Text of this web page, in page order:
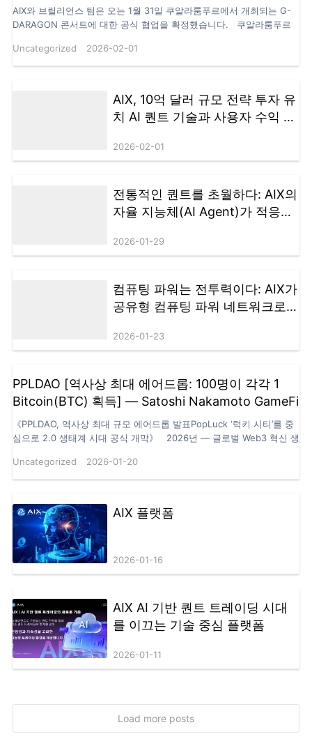
마련합니다. 2. ‘AIX 퀀트 & 컴퓨팅 파워 기반’ 커뮤니티…
AIX와 브릴리언스 팀은 오는 1월 31일 쿠알라룸푸르에서 개최되는 G-
DARAGON 콘서트에 대한 공식 협업을 확정했습니다. 쿠알라룸푸르
산력과 글로벌 문화 영향력을 동시에 갖춘 도시입니다. 여기에 G-
DRAGON의 국제적인 아티스트 영향력이 더해지며,이번 협업은 AIX가
있습니다. 브릴리언스 팀은 AIX를 핵심 전략 파트너로 공식 편입했으
며,양측은 자원 배분, 실행 속도, 중장기 목표 전반에 걸쳐 안정적인 협
업 구조를 구축해 왔습니다. 또한 지난 1년간 AIX의 성장과 확장 과정에
Uncategorized 2026-02-01
AIX, 10억 달러 규모 전략 투자 유
치 AI 퀀트 기술과 사용자 수익 공
2026-02-01
전통적인 퀀트를 초월하다: AIX의
자율 지능체(AI Agent)가 적응형
2026-01-29
컴퓨팅 파워는 전투력이다: AIX가
공유형 컴퓨팅 파워 네트워크로
프라
2026-01-23
PPLDAO [역사상 최대 에어드롭: 100명이 각각 1
Bitcoin(BTC) 획득] — Satoshi Nakamoto GameFi
《PPLDAO, 역사상 최대 규모 에어드롭 발표PopLuck ‘럭키 시티’를 중
심으로 2.0 생태계 시대 공식 개막》 2026년 — 글로벌 Web3 혁신 생
될 예정임을 공식 발표하며, PPLDAO 2.0 생태계 시대의 전면적인 개막
을 선언했다.이번 2.0 시대는 신규 플래그십 플랫폼 **PopLuck – ‘드
보상·실질적 가치가 융합된 새로운 온체인 시대를 본격적으로 열게 된
다. Satoshi Nakamoto Game 1.0의 초기 사용자 유입 단계부터, 전
면 업그레이드된 1.1 버전과 생태계 구축에 이르기까지, 수백 일간의 커
뮤니티와의 동행·최적화·확장을 거쳐 PPLDAO는 마침내 2.0 생태계 단
계로 공식 진입했다. 이는 엔터테인먼트, 공정성, 기회, 행운, 실질적 가
치를 핵심으로 하는 새로운 Web3 엔터테인먼트 경제의 출발점이다.
Nakamoto Game 1.0을 통해 첫 번째 불꽃을 지피며, 전 세계 사용자들
을 성공적으로 Web3 세계로 유입시켰다. 누구나 쉽게 참여할 수 있
는 Tap-to-Earn 방식은 빠른 사용자 성장 기반을 구축했으며, 생태
계 전체의 첫 번째 진입 관문 역할을 했다. 1.0 단계에서 누적 사용자 수
는 200만 명, 월간 활성 사용자(MAU)는 50만 명에 달했으며, 커뮤니티
Association 등 기관으로부터 추천과 주목을 받으며, 글로벌 커뮤니
티 기반을 탄탄히 다졌다. 1.1 — 경험 업그레이드, 가치 확장, 생태
계 완성 사용자 규모가 빠르게 확대됨에 따라, PPLDAO는 1.1 단계에
Uncategorized 2026-01-20
AIX 플랫폼
2026-01-16
AIX AI 기반 퀀트 트레이딩 시대
를 이끄는 기술 중심 플랫폼
2026-01-11
Load more posts